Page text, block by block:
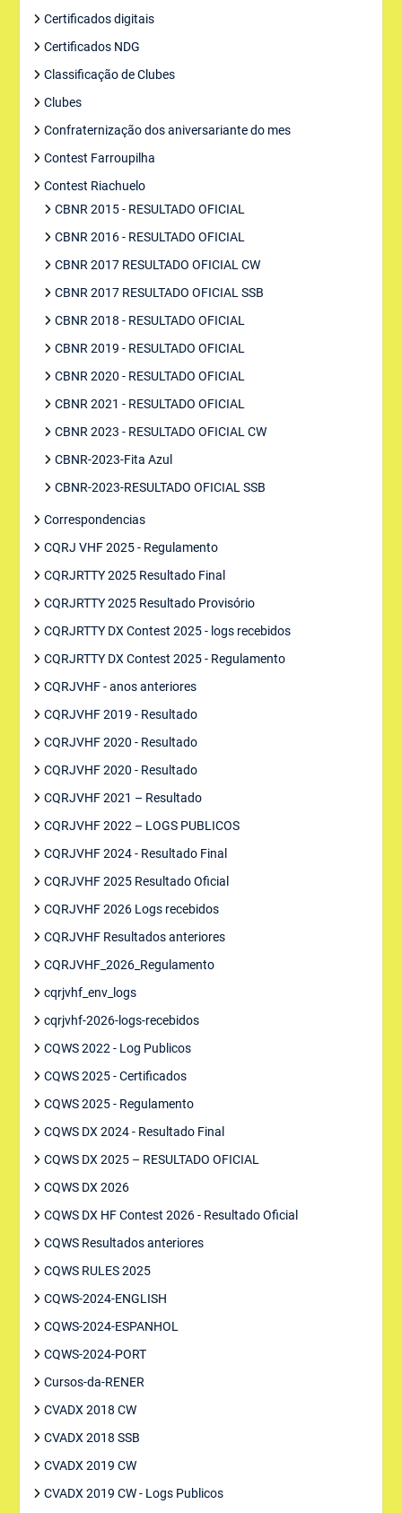
Certificados digitais
Certificados NDG
Classificação de Clubes
Clubes
Confraternização dos aniversariante do mes
Contest Farroupilha
Contest Riachuelo
CBNR 2015 - RESULTADO OFICIAL
CBNR 2016 - RESULTADO OFICIAL
CBNR 2017 RESULTADO OFICIAL CW
CBNR 2017 RESULTADO OFICIAL SSB
CBNR 2018 - RESULTADO OFICIAL
CBNR 2019 - RESULTADO OFICIAL
CBNR 2020 - RESULTADO OFICIAL
CBNR 2021 - RESULTADO OFICIAL
CBNR 2023 - RESULTADO OFICIAL CW
CBNR-2023-Fita Azul
CBNR-2023-RESULTADO OFICIAL SSB
Correspondencias
CQRJ VHF 2025 - Regulamento
CQRJRTTY 2025 Resultado Final
CQRJRTTY 2025 Resultado Provisório
CQRJRTTY DX Contest 2025 - logs recebidos
CQRJRTTY DX Contest 2025 - Regulamento
CQRJVHF - anos anteriores
CQRJVHF 2019 - Resultado
CQRJVHF 2020 - Resultado
CQRJVHF 2020 - Resultado
CQRJVHF 2021 – Resultado
CQRJVHF 2022 – LOGS PUBLICOS
CQRJVHF 2024 - Resultado Final
CQRJVHF 2025 Resultado Oficial
CQRJVHF 2026 Logs recebidos
CQRJVHF Resultados anteriores
CQRJVHF_2026_Regulamento
cqrjvhf_env_logs
cqrjvhf-2026-logs-recebidos
CQWS 2022 - Log Publicos
CQWS 2025 - Certificados
CQWS 2025 - Regulamento
CQWS DX 2024 - Resultado Final
CQWS DX 2025 – RESULTADO OFICIAL
CQWS DX 2026
CQWS DX HF Contest 2026 - Resultado Oficial
CQWS Resultados anteriores
CQWS RULES 2025
CQWS-2024-ENGLISH
CQWS-2024-ESPANHOL
CQWS-2024-PORT
Cursos-da-RENER
CVADX 2018 CW
CVADX 2018 SSB
CVADX 2019 CW
CVADX 2019 CW - Logs Publicos